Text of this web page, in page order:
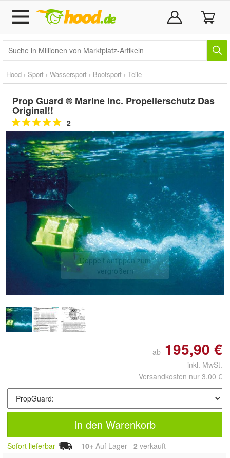
Hood › Sport › Wassersport › Bootsport › Teile
Prop Guard ® Marine Inc. Propellerschutz Das
Original!!
2
Doppelt antippen zum
vergrößern
ab 195,90 €
inkl. MwSt.
Versandkosten nur 3,00 €
In den Warenkorb
Sofort lieferbar 10+ Auf Lager 2 verkauft